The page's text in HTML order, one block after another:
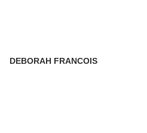
DEBORAH FRANCOIS